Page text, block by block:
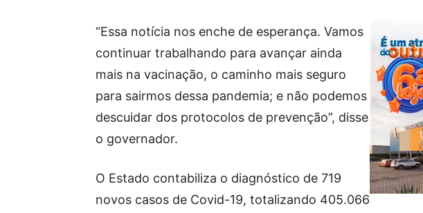
“Essa notícia nos enche de esperança. Vamos
continuar trabalhando para avançar ainda
mais na vacinação, o caminho mais seguro
para sairmos dessa pandemia; e não podemos
descuidar dos protocolos de prevenção”, disse
o governador.
O Estado contabiliza o diagnóstico de 719
novos casos de Covid-19, totalizando 405.066